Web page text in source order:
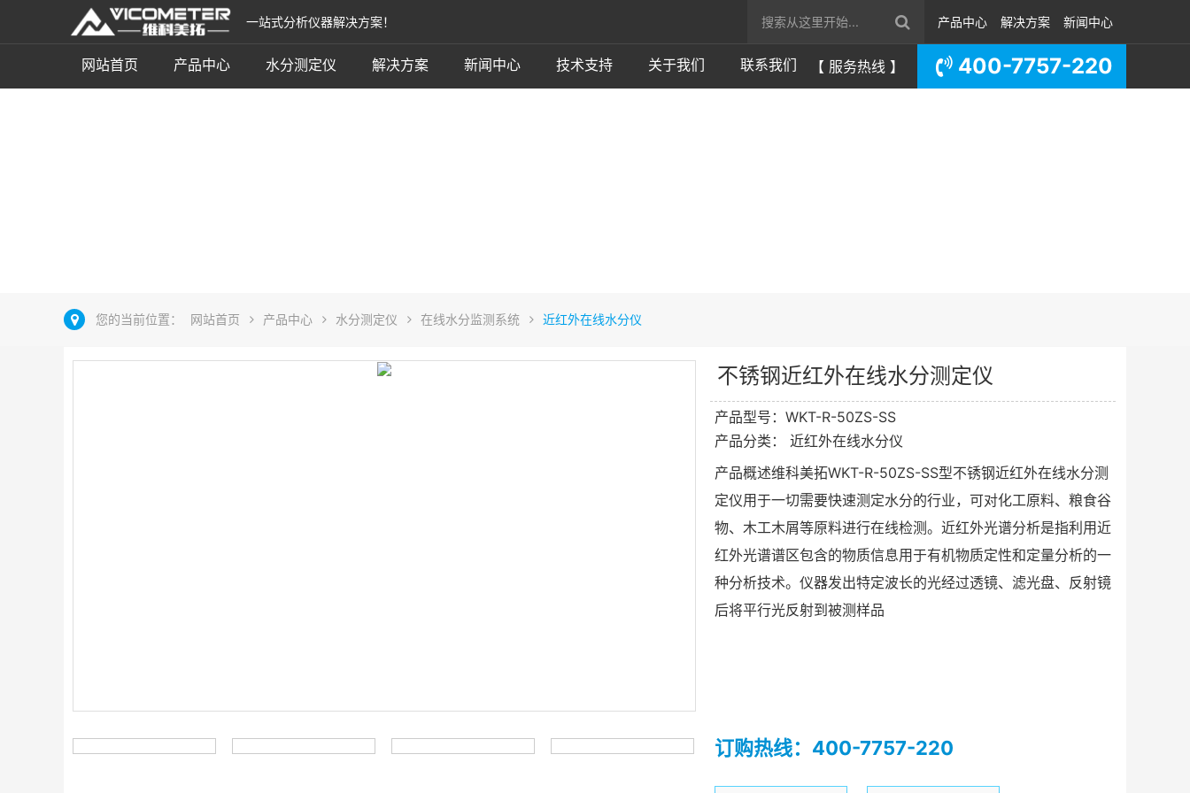
一站式分析仪器解决方案！ 产品中心 解决方案 新闻中心
网站首页 产品中心 水分测定仪 解决方案 新闻中心 技术支持 关于我们 联系我们 【 服务热线 】 400-7757-220
您的当前位置： 网站首页 产品中心 水分测定仪 在线水分监测系统 近红外在线水分仪
不锈钢近红外在线水分测定仪
产品型号：WKT-R-50ZS-SS
产品分类： 近红外在线水分仪
产品概述维科美拓WKT-R-50ZS-SS型不锈钢近红外在线水分测
定仪用于一切需要快速测定水分的行业，可对化工原料、粮食谷
物、木工木屑等原料进行在线检测。近红外光谱分析是指利用近
红外光谱谱区包含的物质信息用于有机物质定性和定量分析的一
种分析技术。仪器发出特定波长的光经过透镜、滤光盘、反射镜
后将平行光反射到被测样品
订购热线：400-7757-220